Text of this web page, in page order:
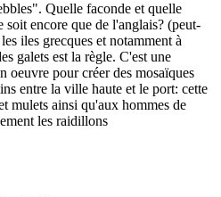
Quelle faconde et quelle
encore que de l'anglais? (peut-
iles grecques et notamment à
galets est la règle. C'est une
oeuvre pour créer des mosaïques
entre la ville haute et le port: cette
mulets ainsi qu'aux hommes de
les raidillons